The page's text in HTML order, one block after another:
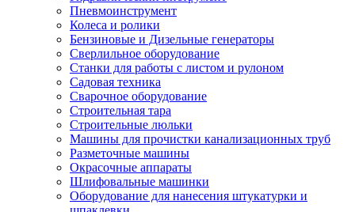
Пневмоинструмент
Колеса и ролики
Бензиновые и Дизельные генераторы
Сверлильное оборудование
Станки для работы с листом и рулоном
Садовая техника
Сварочное оборудование
Строительная тара
Строительные люльки
Машины для прочистки канализационных труб
Разметочные машины
Окрасочные аппараты
Шлифовальные машинки
Оборудование для нанесения штукатурки и